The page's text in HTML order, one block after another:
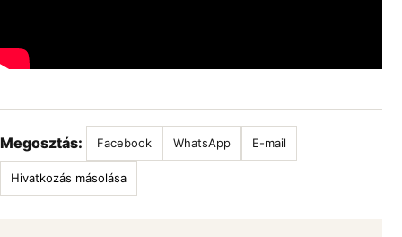
Megosztás: Facebook WhatsApp E-mail
Hivatkozás másolása